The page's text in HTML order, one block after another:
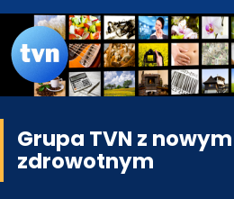
Grupa TVN z
zdrowotnym